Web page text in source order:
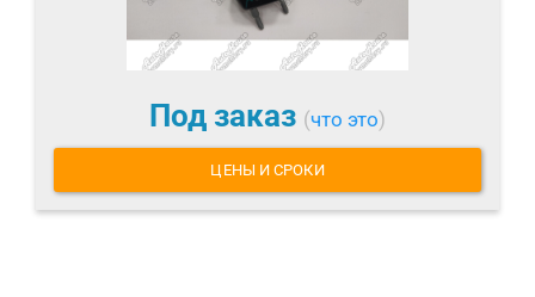
Под заказ (что это)
ЦЕНЫ И СРОКИ